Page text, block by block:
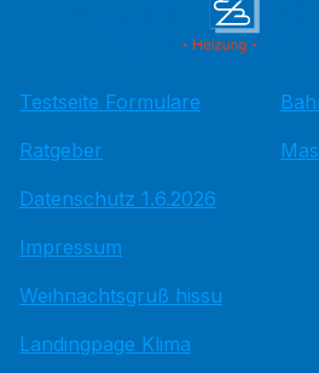
Testseite Formulare
Ratgeber
Datenschutz 1.6.2026
Impressum
Weihnachtsgruß hissu
Landingpage Klima